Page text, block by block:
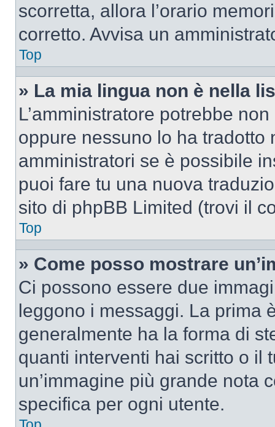
scorretta, allora l’orario
corretto. Avvisa un
Top
» La mia lingua non è nella
L’amministratore potrebbe
oppure nessuno lo ha
amministratori se è possibile
puoi fare tu una nuova
sito di phpBB Limited (trovi il
Top
» Come posso mostrare
Ci possono essere due
leggono i messaggi. La prima
generalmente ha la forma di
quanti interventi hai scritto o il
un’immagine più grande nota
specifica per ogni utente.